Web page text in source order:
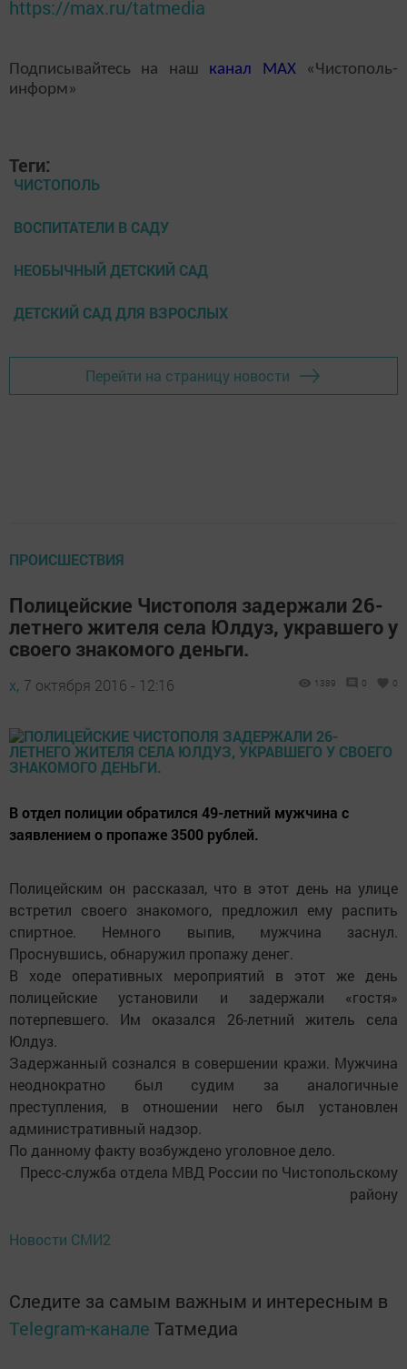
https://max.ru/tatmedia
Подписывайтесь на наш канал MAX«Чистополь-
информ»
Теги:
ЧИСТОПОЛЬ
ВОСПИТАТЕЛИ В САДУ
НЕОБЫЧНЫЙ ДЕТСКИЙ САД
ДЕТСКИЙ САД ДЛЯ ВЗРОСЛЫХ
Перейти на страницу новости
ПРОИСШЕСТВИЯ
Полицейские Чистополя задержали 26-
летнего жителя села Юлдуз, укравшего у
своего знакомого деньги.
х, 7 октября 2016 - 12:16 1389 0 0
В отдел полиции обратился 49-летний мужчина с
заявлением о пропаже 3500 рублей.
Полицейским он рассказал, что в этот день на улице
встретил своего знакомого, предложил ему распить
спиртное. Немного выпив, мужчина заснул.
Проснувшись, обнаружил пропажу денег.
В ходе оперативных мероприятий в этот же день
полицейские установили и задержали «гостя»
потерпевшего. Им оказался 26-летний житель села
Юлдуз.
Задержанный сознался в совершении кражи. Мужчина
неоднократно был судим за аналогичные
преступления, в отношении него был установлен
административный надзор.
По данному факту возбуждено уголовное дело.
Пресс-служба отдела МВД России по Чистопольскому
району
Новости СМИ2
Следите за самым важным и интересным в
Telegram-канале Татмедиа